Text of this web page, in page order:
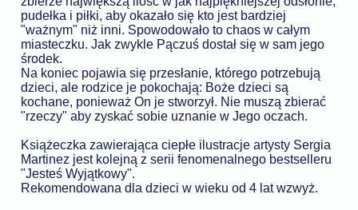
pudełka i piłki, aby okazało się kto jest bardziej
"ważnym" niż inni. Spowodowało to chaos w całym
miasteczku. Jak zwykle Pączuś dostał się w sam jego
środek.
Na koniec pojawia się przesłanie, którego potrzebują
dzieci, ale rodzice je pokochają: Boże dzieci są
kochane, ponieważ On je stworzył. Nie muszą zbierać
"rzeczy" aby zyskać sobie uznanie w Jego oczach.
Książeczka zawierająca ciepłe ilustracje artysty Sergia
Martinez jest kolejną z serii fenomenalnego bestselleru
"Jesteś Wyjątkowy".
Rekomendowana dla dzieci w wieku od 4 lat wzwyż.